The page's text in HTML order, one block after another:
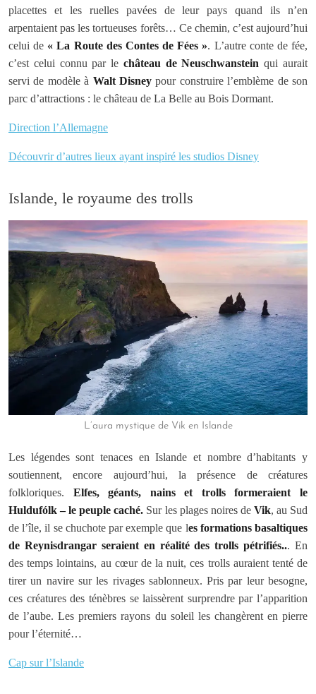
placettes et les ruelles pavées de leur pays quand ils n’en
arpentaient pas les tortueuses forêts… Ce chemin, c’est aujourd’hui
celui de « La Route des Contes de Fées ». L’autre conte de fée,
c’est celui connu par le château de Neuschwanstein qui aurait
servi de modèle à Walt Disney pour construire l’emblème de son
parc d’attractions : le château de La Belle au Bois Dormant.
Direction l’Allemagne
Découvrir d’autres lieux ayant inspiré les studios Disney
Islande, le royaume des trolls
L’aura mystique de Vik en Islande
Les légendes sont tenaces en Islande et nombre d’habitants y
soutiennent, encore aujourd’hui, la présence de créatures
folkloriques. Elfes, géants, nains et trolls formeraient le
Huldufólk – le peuple caché. Sur les plages noires de Vik, au Sud
de l’île, il se chuchote par exemple que les formations basaltiques
de Reynisdrangar seraient en réalité des trolls pétrifiés... En
des temps lointains, au cœur de la nuit, ces trolls auraient tenté de
tirer un navire sur les rivages sablonneux. Pris par leur besogne,
ces créatures des ténèbres se laissèrent surprendre par l’apparition
de l’aube. Les premiers rayons du soleil les changèrent en pierre
pour l’éternité…
Cap sur l’Islande